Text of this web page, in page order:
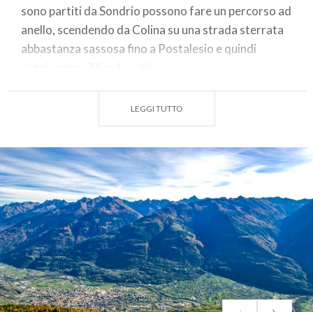
sono partiti da Sondrio possono fare un percorso ad
anello, scendendo da Colina su una strada sterrata
abbastanza sassosa fino a Postalesio e quindi
(testo e dati tecnici a cura di Federico Pollini -
Descrizione e tempi di percorrenza relativi a ebike
Luogo partenza/ritorno:Triangia 785 m
Luogo arrivo/quota massima:Alpe e Lago Colina
2085 m
Dislivello totale salite:1300 m
Dislivello totale discese:1300 m
Lunghezza totale salite:16,8 km
LEGGI TUTTO